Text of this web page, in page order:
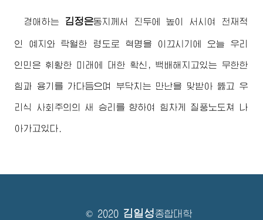
경애하는 김정은동지 께서 진두에 높이 서시여 천재적
인 예지와 탁월한 령도로 혁명을 이끄시기에 오늘 우리
인민은 휘황한 미래에 대한 확신, 백배해지고있는 무한한
힘과 용기를 가다듬으며 부닥치는 만난을 맞받아 뚫고 우
리식 사회주의의 새 승리를 향하여 힘차게 질풍노도쳐 나
아가고있다.
© 2020 김일성종합대학